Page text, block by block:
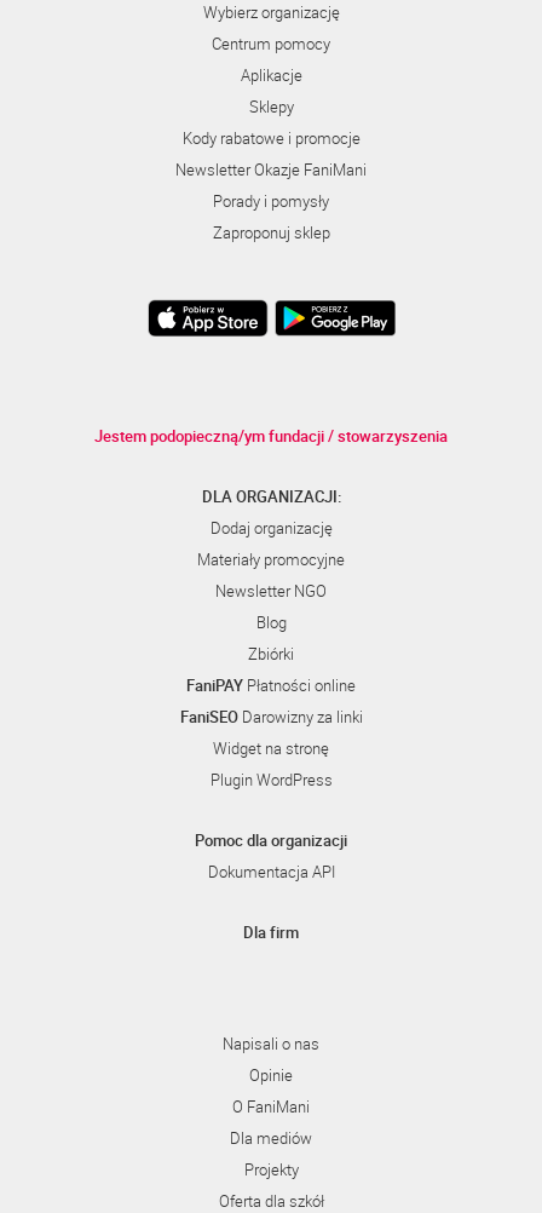
Wybierz organizację
Centrum pomocy
Aplikacje
Sklepy
Kody rabatowe i promocje
Newsletter Okazje FaniMani
Porady i pomysły
Zaproponuj sklep
Jestem podopieczną/ym fundacji / stowarzyszenia
DLA ORGANIZACJI:
Dodaj organizację
Materiały promocyjne
Newsletter NGO
Blog
Zbiórki
FaniPAY Płatności online
FaniSEODarowizny za linki
Widget na stronę
Plugin WordPress
Pomoc dla organizacji
Dokumentacja API
Dla firm
Napisali o nas
Opinie
O FaniMani
Dla mediów
Projekty
Oferta dla szkół